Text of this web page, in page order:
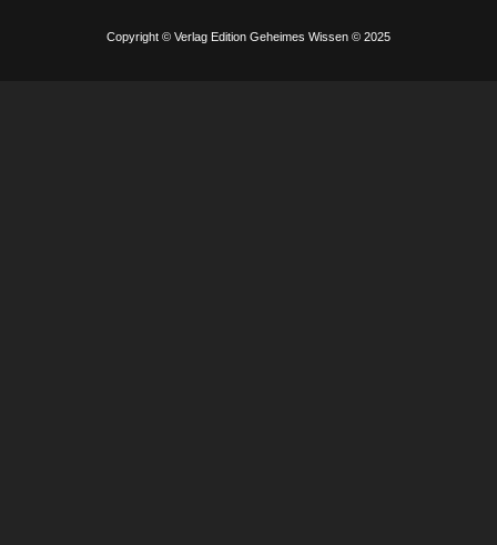
Copyright © Verlag Edition Geheimes Wissen © 2025